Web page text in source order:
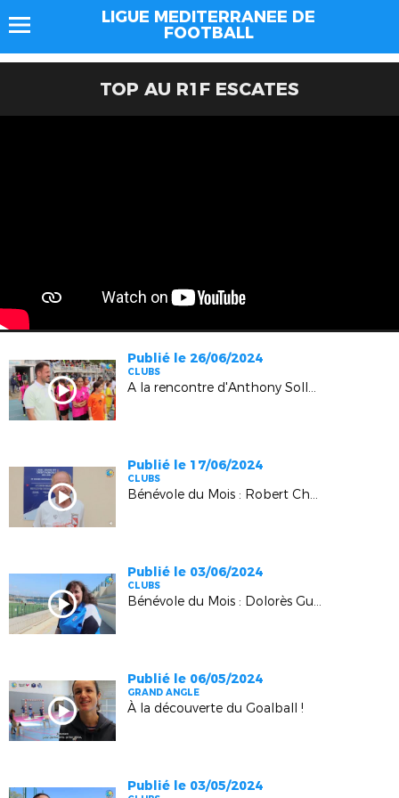
LIGUE MEDITERRANEE DE
FOOTBALL
TOP AU R1F ESCATES
Publié le 26/06/2024
CLUBS
A la rencontre d'Anthony Sollazzo (Gap)
Publié le 17/06/2024
CLUBS
Bénévole du Mois : Robert Charrier (Saint-Didier Pernes)
Publié le 03/06/2024
CLUBS
Bénévole du Mois : Dolorès Guinot (Bandol)
Publié le 06/05/2024
GRAND ANGLE
À la découverte du Goalball !
Publié le 03/05/2024